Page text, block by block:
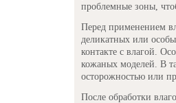
проблемные зоны,
Перед применением
деликатных или
контакте с влагой.
кожаных моделей. В
осторожностью или
После обработки